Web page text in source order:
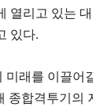
열리고 있는
있다.
래를 이끌어
종합격투기의